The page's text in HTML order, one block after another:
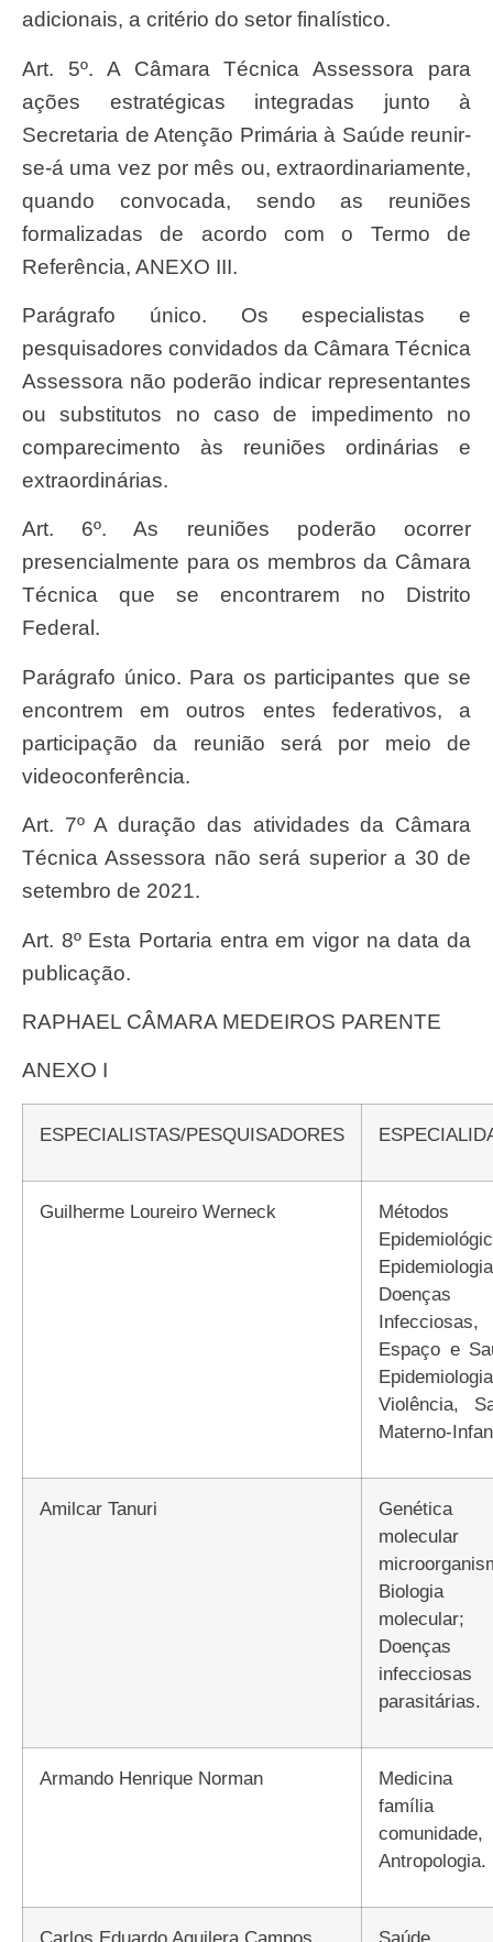
adicionais, a critério do setor finalístico.
Art. 5º. A Câmara Técnica Assessora para
ações estratégicas integradas junto à
Secretaria de Atenção Primária à Saúde reunir-
se-á uma vez por mês ou, extraordinariamente,
quando convocada, sendo as reuniões
formalizadas de acordo com o Termo de
Referência, ANEXO III.
Parágrafo único. Os especialistas e
pesquisadores convidados da Câmara Técnica
Assessora não poderão indicar representantes
ou substitutos no caso de impedimento no
comparecimento às reuniões ordinárias e
extraordinárias.
Art. 6º. As reuniões poderão ocorrer
presencialmente para os membros da Câmara
Técnica que se encontrarem no Distrito
Federal.
Parágrafo único. Para os participantes que se
encontrem em outros entes federativos, a
participação da reunião será por meio de
videoconferência.
Art. 7º A duração das atividades da Câmara
Técnica Assessora não será superior a 30 de
setembro de 2021.
Art. 8º Esta Portaria entra em vigor na data da
publicação.
RAPHAEL CÂMARA MEDEIROS PARENTE
ANEXO I
ESPECIALISTAS/PESQUISADORES
Guilherme Loureiro Werneck
Métodos
Doenças
Infecciosas,
Espaço e
Violência,
Materno-
Amilcar Tanuri
Genética
Biologia
molecular;
Doenças
parasitárias.
Armando Henrique Norman
Medicina de
comunidade,
Antropologia.
Carlos Eduardo Aguilera Campos Saúde da